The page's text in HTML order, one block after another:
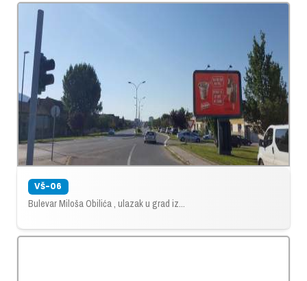
VŠ-06
Bulevar Miloša Obilića , ulazak u grad iz...